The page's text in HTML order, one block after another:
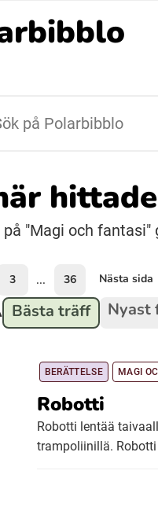
på "Magi och
3 ... 36 Nästa sida
Bästa träff Nyast
BERÄTTELSE MAGI
Robotti
Robotti lentää
trampoliinillä.